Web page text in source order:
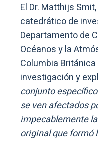
El Dr. Matthijs
catedrático de
Departamento de
Océanos y la
Columbia Británica
investigación y
conjunto
se ven afectados
impecablemente
original que formó